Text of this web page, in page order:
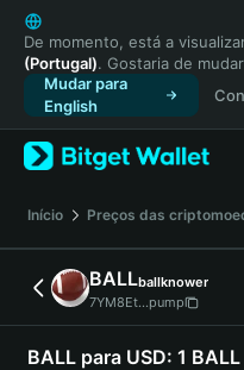
English
日本語
Tiếng Việt
Русский
Español (Latinoamérica)
Türkçe
Français
Deutsch
简体中文
繁體中文
Português (Portugal)
Bahasa Indonesia
De momento, está a
(Portugal). Gostaria de
Mudar para
English
Início Preços das
BALLballknower
7YM8Et...pump
BALL para USD: 1